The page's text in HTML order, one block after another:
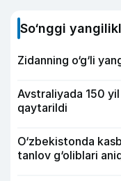
So‘nggi
Zidanning o‘g‘li
Avstraliyada 150
qaytarildi
O‘zbekistonda
tanlov g‘oliblari